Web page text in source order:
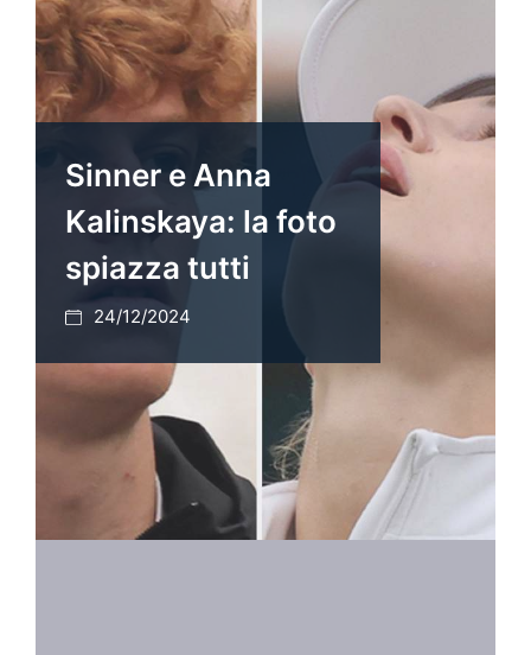
Sinner e Anna
Kalinskaya: la foto
spiazza tutti
24/12/2024